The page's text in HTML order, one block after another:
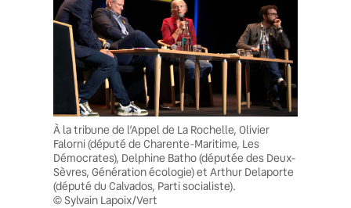
À la tribune de l’Appel de La Rochelle, Olivier
Falorni (député de Charente-Maritime, Les
Démocrates), Delphine Batho (députée des Deux-
Sèvres, Génération écologie) et Arthur Delaporte
(député du Calvados, Parti socialiste).
© Sylvain Lapoix/Vert